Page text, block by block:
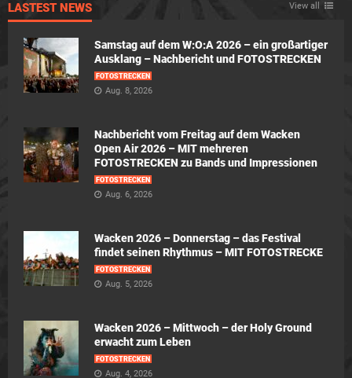
LASTEST NEWS View all
Samstag auf dem W:O:A 2026 – ein großartiger
Ausklang – Nachbericht und FOTOSTRECKEN
FOTOSTRECKEN
Aug. 8, 2026
Nachbericht vom Freitag auf dem Wacken
Open Air 2026 – MIT mehreren
FOTOSTRECKEN zu Bands und Impressionen
FOTOSTRECKEN
Aug. 6, 2026
Wacken 2026 – Donnerstag – das Festival
findet seinen Rhythmus – MIT FOTOSTRECKE
FOTOSTRECKEN
Aug. 5, 2026
Wacken 2026 – Mittwoch – der Holy Ground
erwacht zum Leben
FOTOSTRECKEN
Aug. 4, 2026